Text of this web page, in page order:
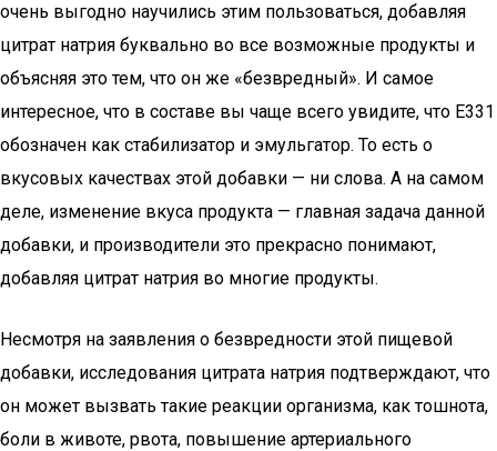
очень выгодно научились этим пользоваться, добавляя
цитрат натрия буквально во все возможные продукты и
объясняя это тем, что он же «безвредный». И самое
интересное, что в составе вы чаще всего увидите, что Е331
обозначен как стабилизатор и эмульгатор. То есть о
вкусовых качествах этой добавки — ни слова. А на самом
деле, изменение вкуса продукта — главная задача данной
добавки, и производители это прекрасно понимают,
добавляя цитрат натрия во многие продукты.
Несмотря на заявления о безвредности этой пищевой
добавки, исследования цитрата натрия подтверждают, что
он может вызвать такие реакции организма, как тошнота,
боли в животе, рвота, повышение артериального